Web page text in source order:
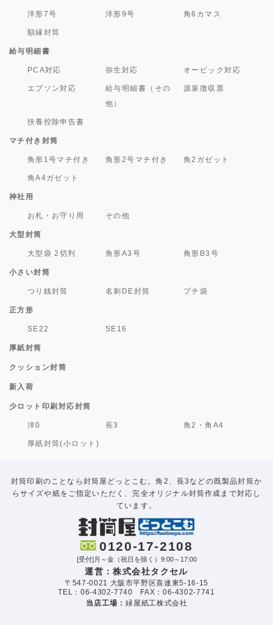
洋形7号 洋形9号 角6カマス
額縁封筒
給与明細書
PCA対応 弥生対応 オービック対応
エプソン対応
給与明細書（その
他）
源泉徴収票
扶養控除申告書
マチ付き封筒
角形1号マチ付き 角形2号マチ付き 角2ガゼット
角A4ガゼット
神社用
お札・お守り用 その他
大型封筒
大型袋 2切判 角形A3号 角形B3号
小さい封筒
つり銭封筒 名刺DE封筒 プチ袋
正方形
SE22 SE16
厚紙封筒
クッション封筒
新入荷
少ロット印刷対応封筒
洋0 長3 角2・角A4
厚紙封筒(小ロット)
封筒印刷のことなら封筒屋どっとこむ。角2、長3などの既製品封筒か
らサイズや紙をご指定いただく、完全オリジナル封筒作成まで対応し
ています。
0120-17-2108
[受付]月～金（祝日を除く）9:00～17:00
運営：株式会社タクセル
〒547-0021 大阪市平野区喜連東5-16-15
TEL：06-4302-7740 FAX：06-4302-7741
当店工場：緑屋紙工株式会社